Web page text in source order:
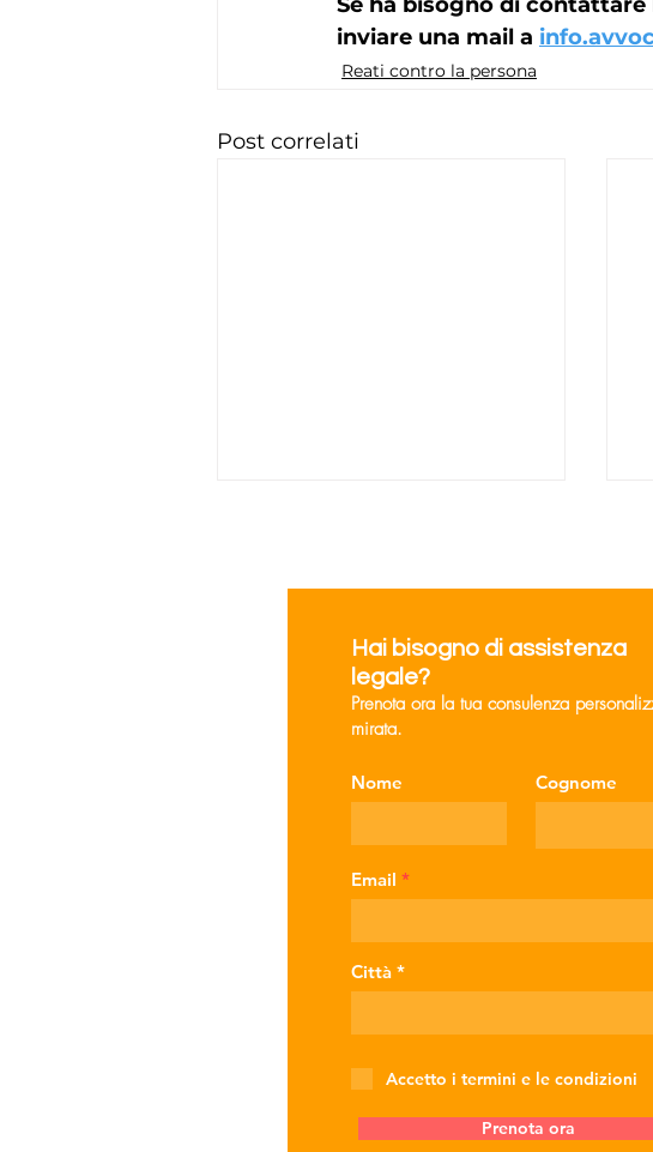
inviare una mail a
Reati contro la persona
Post correlati
Maltrattamenti in
famiglia: la ritrattazione
escludere la misura
Hai bisogno di assistenza
legale?
Prenota ora la tua consulenza
mirata.
Nome Cognome
Email
Città
Accetto i termini e le condizioni
Prenota ora